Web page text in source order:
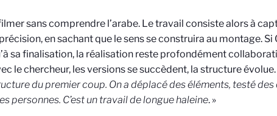
sans comprendre l’arabe. Le travail consiste alors à
en sachant que le sens se construira au montage. Si
sa finalisation, la réalisation reste profondément
le chercheur, les versions se succèdent, la structure évolue.
du premier coup. On a déplacé des éléments, testé des
personnes. C’est un travail de longue haleine. »